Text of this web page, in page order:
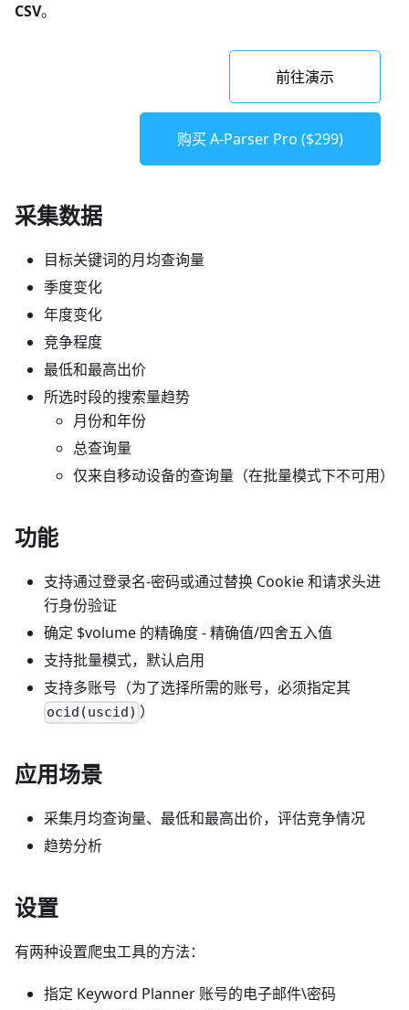
CSV。
前往演示
购买 A-Parser Pro ($299)
采集数据
目标关键词的月均查询量
季度变化
年度变化
竞争程度
最低和最高出价
所选时段的搜索量趋势
月份和年份
总查询量
仅来自移动设备的查询量（在批量模式下不可用）
功能
支持通过登录名-密码或通过替换 Cookie 和请求头进
行身份验证
确定 $volume 的精确度 - 精确值/四舍五入值
支持批量模式，默认启用
支持多账号（为了选择所需的账号，必须指定其
ocid(uscid) ）
应用场景
采集月均查询量、最低和最高出价，评估竞争情况
趋势分析
设置
有两种设置爬虫工具的方法：
指定 Keyword Planner 账号的电子邮件\密码